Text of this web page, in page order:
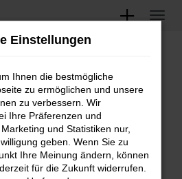
Error
Einstellungen
Ihnen die bestmögliche
zu ermöglichen und unsere
zu verbessern. Wir
Ihre Präferenzen und
und Statistiken nur,
geben. Wenn Sie zu
Ihre Meinung ändern, können
für die Zukunft widerrufen.